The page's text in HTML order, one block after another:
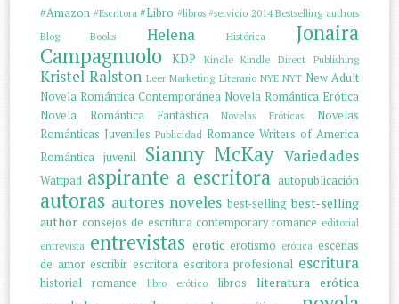
#Amazon #Escritora #Libro #libros #servicio 2014 Bestselling authors
Blog
Books Helena Histórica
Jonaira
Campagnuolo
KDP Kindle Kindle Direct Publishing
Kristel Ralston Leer Marketing Literario NYE NYT New Adult
Novela Romántica Contemporánea Novela Romántica Erótica
Novela Romántica Fantástica
Novelas Eróticas
Novelas
Románticas Juveniles Publicidad Romance Writers of America
Romántica juvenil
Sianny McKay Variedades
Wattpad aspirante a escritora autopublicación
autoras autores noveles best-selling best-selling
author consejos de escritura contemporary romance editorial
entrevista entrevistas erotic erotismo erótica escenas
de amor escribir escritora escritora profesional escritura
historial romance libro erótico libros
literatura erótica